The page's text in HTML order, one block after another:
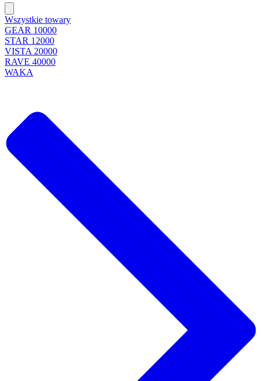
Wszystkie towary
GEAR 10000
STAR 12000
VISTA 20000
RAVE 40000
WAKA